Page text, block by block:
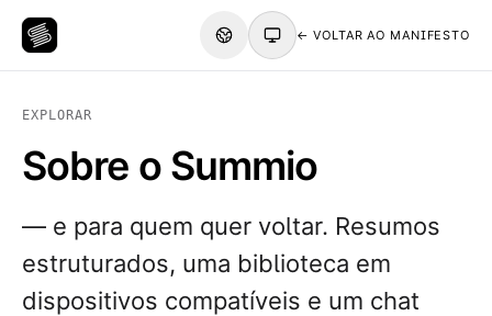
← VOLTAR AO MANIFESTO
EXPLORAR
Sobre o Summio
— e para quem quer voltar. Resumos
estruturados, uma biblioteca em
dispositivos compatíveis e um chat